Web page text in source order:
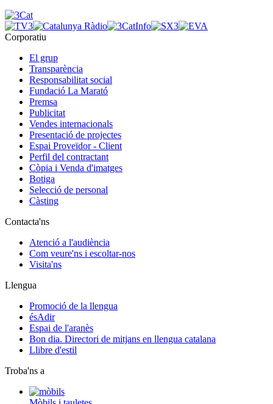
Corporatiu
El grup
Transparència
Responsabilitat social
Fundació La Marató
Premsa
Publicitat
Vendes internacionals
Presentació de projectes
Espai Proveïdor - Client
Perfil del contractant
Còpia i Venda d'imatges
Botiga
Selecció de personal
Càsting
Contacta'ns
Atenció a l'audiència
Com veure'ns i escoltar-nos
Visita'ns
Llengua
Promoció de la llengua
ésAdir
Espai de l'aranès
Bon dia. Directori de mitjans en llengua catalana
Llibre d'estil
Troba'ns a